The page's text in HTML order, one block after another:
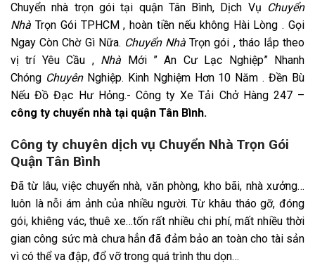
Chuyển nhà trọn gói tại quận Tân Bình, Dịch Vụ Chuyển
Nhà Trọn Gói TPHCM , hoàn tiền nếu không Hài Lòng . Gọi
Ngay Còn Chờ Gì Nữa. Chuyển Nhà Trọn gói , tháo lắp theo
vị trí Yêu Cầu , Nhà Mới ” An Cư Lạc Nghiệp” Nhanh
Chóng ChuyênNghiệp. Kinh Nghiệm Hơn 10 Năm . Đền Bù
Nếu Đồ Đạc Hư Hỏng.- Công ty Xe Tải Chở Hàng 247 –
công ty chuyển nhà tại quận Tân Bình.
Công ty chuyên dịch vụ Chuyển Nhà Trọn Gói
Quận Tân Bình
Đã từ lâu, việc chuyển nhà, văn phòng, kho bãi, nhà xưởng…
luôn là nỗi ám ảnh của nhiều người. Từ khâu tháo gỡ, đóng
gói, khiêng vác, thuê xe…tốn rất nhiều chi phí, mất nhiều thời
gian công sức mà chưa hẳn đã đảm bảo an toàn cho tài sản
vì có thể va đập, đổ vỡ trong quá trình thu dọn…